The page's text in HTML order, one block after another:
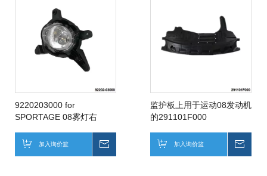
9220203000 for
SPORTAGE 08雾灯右
加入询价篮
监护板上用于运动08发动机
的291101F000
加入询价篮